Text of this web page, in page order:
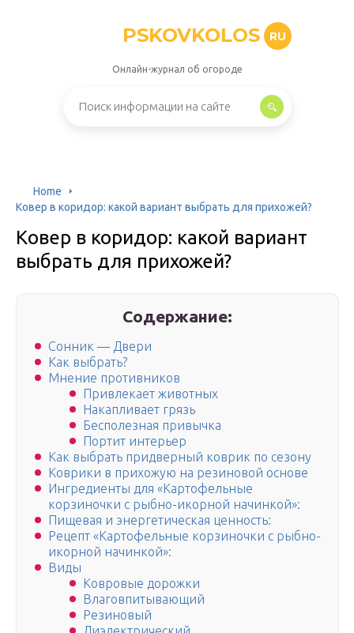
PSKOVKOLOS RU
Онлайн-журнал об огороде
Home
Ковер в коридор: какой вариант выбрать для прихожей?
Ковер в коридор: какой вариант
выбрать для прихожей?
Содержание:
Сонник — Двери
Как выбрать?
Мнение противников
Привлекает животных
Накапливает грязь
Бесполезная привычка
Портит интерьер
Как выбрать придверный коврик по сезону
Коврики в прихожую на резиновой основе
Ингредиенты для «Картофельные
корзиночки с рыбно-икорной начинкой»:
Пищевая и энергетическая ценность:
Рецепт «Картофельные корзиночки с рыбно-
икорной начинкой»:
Виды
Ковровые дорожки
Влаговпитывающий
Резиновый